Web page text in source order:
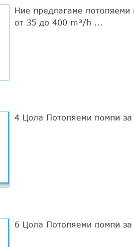
Ние предлагаме
от 35 до 400 m³/h ...
4 Цола Потопяеми помпи
6 Цола Потопяеми помпи